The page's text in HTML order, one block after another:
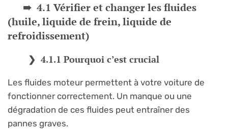
4.1 Vérifier et changer les fluides
(huile, liquide de frein, liquide de
refroidissement)
4.1.1 Pourquoi c’est crucial
Les fluides moteur permettent à votre voiture de
fonctionner correctement. Un manque ou une
dégradation de ces fluides peut entraîner des
pannes graves.